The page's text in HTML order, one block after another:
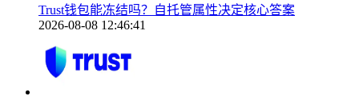
Trust钱包能冻结吗？自托管属性决定核心答案
2026-08-08 12:46:41